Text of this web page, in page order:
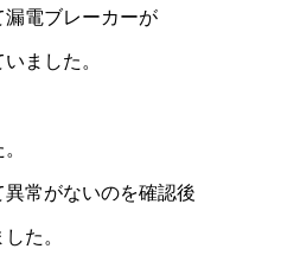
漏電ブレーカーが
ました。
常がないのを確認後
た。